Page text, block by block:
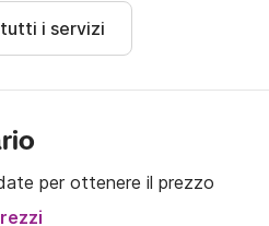
i servizi
per ottenere il prezzo